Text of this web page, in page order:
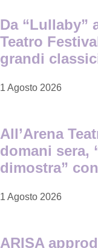
Da “Lullaby”
Teatro
grandi
1 Agosto 2026
All’Arena
domani sera,
dimostra”
1 Agosto 2026
ARISA